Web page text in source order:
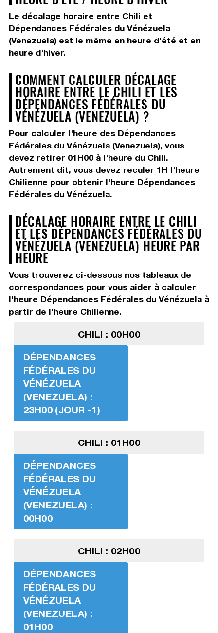
Le décalage horaire entre Chili et
Dépendances Fédérales du Vénézuela
(Venezuela) est le même en heure d'été et en
heure d'hiver.
COMMENT CALCULER DÉCALAGE
HORAIRE ENTRE LE CHILI ET LES
DÉPENDANCES FÉDÉRALES DU
VÉNÉZUELA (VENEZUELA) ?
Pour calculer l'heure des Dépendances
Fédérales du Vénézuela (Venezuela), vous
devez retirer 01H00à l'heure du Chili.
Autrement dit, vous devez reculer 1H l'heure
Chilienne pour obtenir l'heure Dépendances
Fédérales du Vénézuela.
DÉCALAGE HORAIRE ENTRE LE CHILI
ET LES DÉPENDANCES FÉDÉRALES DU
VÉNÉZUELA (VENEZUELA) HEURE PAR
HEURE
Vous trouverez ci-dessous nos tableaux de
correspondances pour vous aider à calculer
l'heure Dépendances Fédérales du Vénézuela à
partir de l'heure Chilienne.
CHILI : 00H00
DÉPENDANCES
FÉDÉRALES DU
VÉNÉZUELA
(VENEZUELA) :
23H00 (JOUR -1)
CHILI : 01H00
DÉPENDANCES
FÉDÉRALES DU
VÉNÉZUELA
(VENEZUELA) :
00H00
CHILI : 02H00
DÉPENDANCES
FÉDÉRALES DU
VÉNÉZUELA
(VENEZUELA) :
01H00